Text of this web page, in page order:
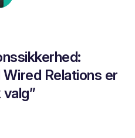
Relations er